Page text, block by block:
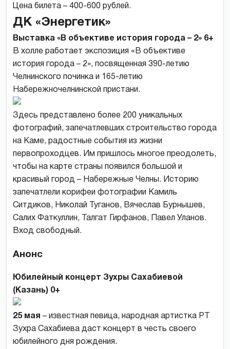
Цена билета – 400-600 рублей.
ДК «Энергетик»
Выставка «В объективе история города – 2» 6+
В холле работает экспозиция «В объективе
история города – 2», посвященная 390-летию
Челнинского починка и 165-летию
Набережночелнинской пристани.
Здесь представлено более 200 уникальных
фотографий, запечатлевших строительство города
на Каме, радостные события из жизни
первопроходцев. Им пришлось многое преодолеть,
чтобы на карте страны появился большой и
красивый город – Набережные Челны. Историю
запечатлели корифеи фотографии Камиль
Ситдиков, Николай Туганов, Вячеслав Бурнышев,
Салих Фаткуллин, Талгат Гирфанов, Павел Уланов.
Вход свободный.
Анонс
Юбилейный концерт Зухры Сахабиевой
(Казань) 0+
25 мая – известная певица, народная артистка РТ
Зухра Сахабиева даст концерт в честь своего
юбилейного дня рождения.